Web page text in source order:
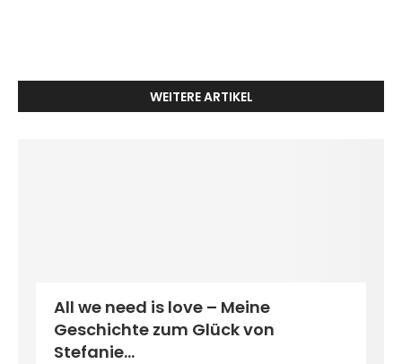
WEITERE ARTIKEL
All we need is love – Meine
Geschichte zum Glück von
Stefanie...